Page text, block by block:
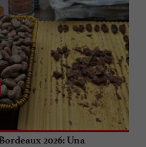
2026: Una